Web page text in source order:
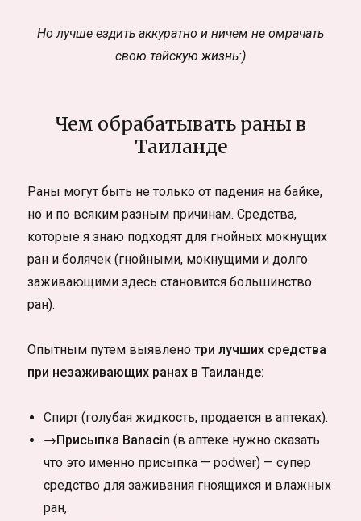
Но лучше ездить аккуратно и ничем не омрачать
свою тайскую жизнь:)
Чем обрабатывать раны в
Таиланде
Раны могут быть не только от падения на байке,
но и по всяким разным причинам. Средства,
которые я знаю подходят для гнойных мокнущих
ран и болячек (гнойными, мокнущими и долго
заживающими здесь становится большинство
ран).
Опытным путем выявленотри лучших средства
при незаживающих ранах в Таиланде:
Спирт (голубая жидкость, продается в аптеках).
→Присыпка Banacin (в аптеке нужно сказать
что это именно присыпка — podwer) — супер
средство для заживания гноящихся и влажных
ран,